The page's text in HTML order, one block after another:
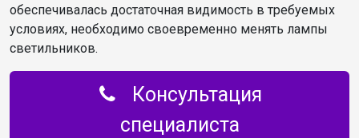
обеспечивалась достаточная видимость в требуемых
условиях, необходимо своевременно менять лампы
светильников.
Консультация
специалиста